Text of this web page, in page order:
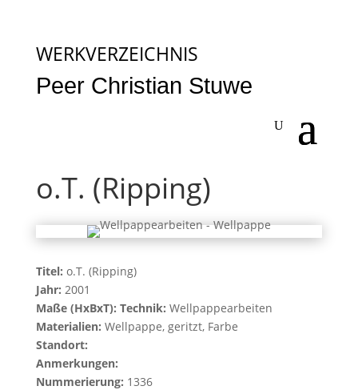
WERKVERZEICHNIS
Peer Christian Stuwe
o.T. (Ripping)
Titel: o.T. (Ripping)
Jahr: 2001
Maße (HxBxT): Technik: Wellpappearbeiten
Materialien: Wellpappe, geritzt, Farbe
Standort:
Anmerkungen:
Nummerierung: 1336